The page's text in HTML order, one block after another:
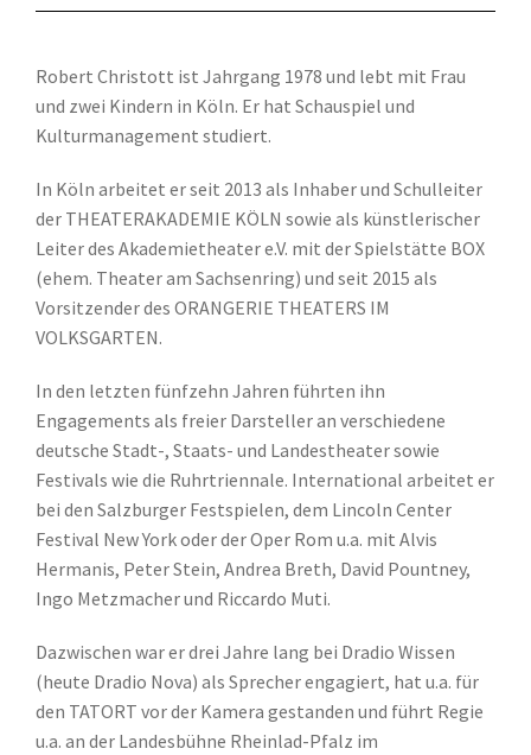
Robert Christott ist Jahrgang 1978 und lebt mit Frau
und zwei Kindern in Köln. Er hat Schauspiel und
Kulturmanagement studiert.
In Köln arbeitet er seit 2013 als Inhaber und Schulleiter
der THEATERAKADEMIE KÖLN sowie als künstlerischer
Leiter des Akademietheater e.V. mit der Spielstätte BOX
(ehem. Theater am Sachsenring) und seit 2015 als
Vorsitzender des ORANGERIE THEATERS IM
VOLKSGARTEN.
In den letzten fünfzehn Jahren führten ihn
Engagements als freier Darsteller an verschiedene
deutsche Stadt-, Staats- und Landestheater sowie
Festivals wie die Ruhrtriennale. International arbeitet er
bei den Salzburger Festspielen, dem Lincoln Center
Festival New York oder der Oper Rom u.a. mit Alvis
Hermanis, Peter Stein, Andrea Breth, David Pountney,
Ingo Metzmacher und Riccardo Muti.
Dazwischen war er drei Jahre lang bei Dradio Wissen
(heute Dradio Nova) als Sprecher engagiert, hat u.a. für
den TATORT vor der Kamera gestanden und führt Regie
u.a. an der Landesbühne Rheinlad-Pfalz im